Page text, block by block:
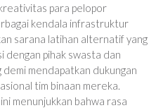
para pelopor
kendala infrastruktur
sarana latihan alternatif yang
dengan pihak swasta dan
mendapatkan dukungan
tim binaan mereka.
menunjukkan bahwa rasa